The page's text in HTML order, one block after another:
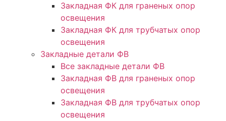
Закладная ФК для граненых опор
освещения
Закладная ФК для трубчатых опор
освещения
Закладные детали ФВ
Все закладные детали ФВ
Закладная ФВ для граненых опор
освещения
Закладная ФВ для трубчатых опор
освещения